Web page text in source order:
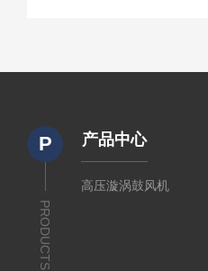
P
PRODUCTS
产品中心
高压漩涡鼓风机